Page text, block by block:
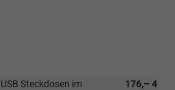
176,– 4
Steckdosen im